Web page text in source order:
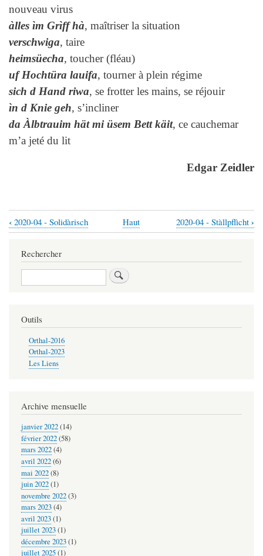
nouveau virus
àlles ìm Grìff hà, maîtriser la situation
verschwiga, taire
heimsüecha, toucher (fléau)
uf Hochtüra lauifa, tourner à plein régime
sich d Hand riwa, se frotter les mains, se réjouir
ìn d Knie geh, s’incliner
da Àlbtrauim hät mi üsem Bett käit, ce cauchemar
m’a jeté du lit
Edgar Zeidler
Liens
transversaux
livre
2020-
04
Spìel
Tod
‹ 2020-04 - Solidàrisch Haut 2020-04 - Stàllpflìcht ›
Rechercher
Rechercher
Outils
Orthal-2016
Orthal-2023
Les Liens
Archive mensuelle
janvier 2022(14)
février 2022(58)
mars 2022(4)
avril 2022(6)
mai 2022(8)
juin 2022(1)
novembre 2022(3)
mars 2023(4)
avril 2023(1)
juillet 2023(1)
décembre 2023(1)
juillet 2025(1)